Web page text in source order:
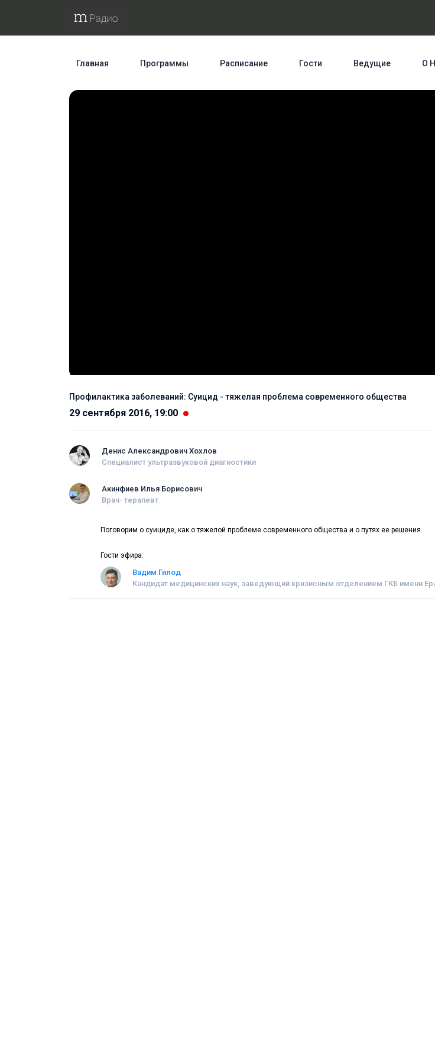
Главная Программы Расписание Гости Ведущие О
Профилактика заболеваний: Суицид - тяжелая проблема современного общества
29 сентября 2016, 19:00
Денис Александрович Хохлов
Специалист ультразвуковой диагностики
Акинфиев Илья Борисович
Врач- терапевт
Поговорим о суициде, как о тяжелой проблеме современного общества и о путях ее решения
Гости эфира:
Вадим Гилод
Кандидат медицинских наук, заведующий кризисным отделением ГКБ имени